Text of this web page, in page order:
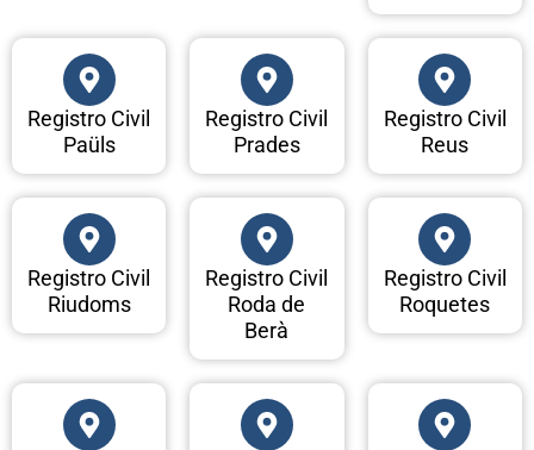
Registro Civil
Paüls
Registro Civil
Prades
Registro Civil
Reus
Registro Civil
Riudoms
Registro Civil
Roda de
Berà
Registro Civil
Roquetes